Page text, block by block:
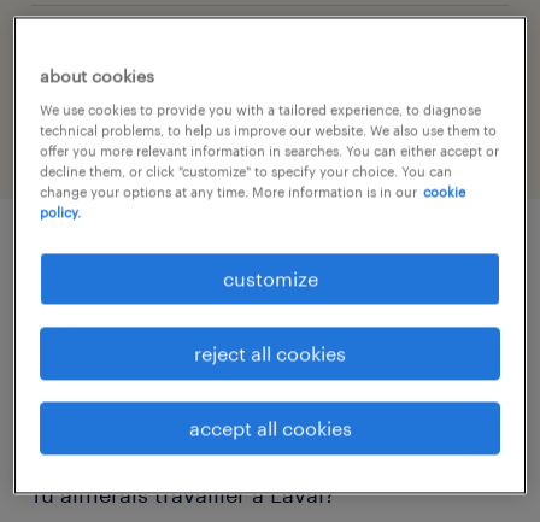
Tu aimes le contact client?
Tu as de l'intérêt pour effectuer le service
client et de la logistique?
Tu es bilingue?
Tu aimerais travailler à Laval?
about cookies
We use cookies to provide you with a tailored experience, to diagnose
technical problems, to help us improve our website. We also use them to
offer you more relevant information in searches. You can either accept or
decline them, or click "customize" to specify your choice. You can
change your options at any time. More information is in our cookie
policy.
customize
reject all cookies
accept all cookies